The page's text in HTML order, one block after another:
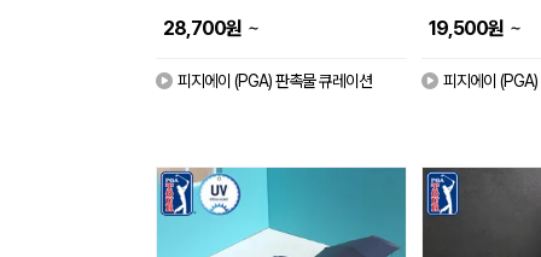
28,700원 ~
피지에이 (PGA) 판촉물 큐레이션
19,500원 ~
피지에이